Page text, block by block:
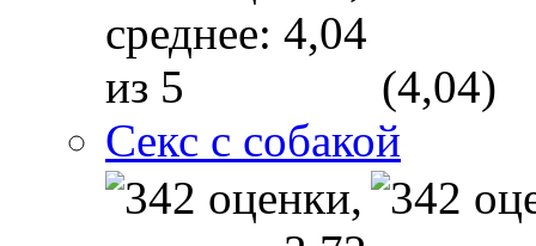
(4,04)
Секс с собакой